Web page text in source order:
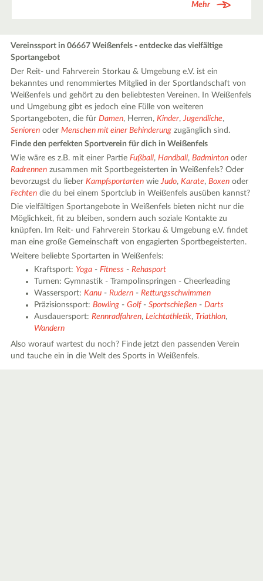
Mehr
Vereinssport in 06667 Weißenfels - entdecke das vielfältige
Sportangebot
Der Reit- und Fahrverein Storkau & Umgebung e.V. ist ein
bekanntes und renommiertes Mitglied in der Sportlandschaft von
Weißenfels und gehört zu den beliebtesten Vereinen. In Weißenfels
und Umgebung gibt es jedoch eine Fülle von weiteren
Sportangeboten, die fürDamen, Herren,Kinder,Jugendliche,
Senioren oderMenschen mit einer Behinderung zugänglich sind.
Finde den perfekten Sportverein für dich in Weißenfels
Wie wäre es z.B. mit einer PartieFußball,Handball,Badminton oder
Radrennen zusammen mit Sportbegeisterten in Weißenfels? Oder
bevorzugst du lieberKampfsportarten wieJudo,Karate,Boxen oder
Fechten die du bei einem Sportclub in Weißenfels ausüben kannst?
Die vielfältigen Sportangebote in Weißenfels bieten nicht nur die
Möglichkeit, fit zu bleiben, sondern auch soziale Kontakte zu
knüpfen. Im Reit- und Fahrverein Storkau & Umgebung e.V. findet
man eine große Gemeinschaft von engagierten Sportbegeisterten.
Weitere beliebte Sportarten in Weißenfels:
Kraftsport: Yoga -Fitness -Rehasport
Turnen: Gymnastik - Trampolinspringen - Cheerleading
Wassersport:Kanu -Rudern -Rettungsschwimmen
Präzisionssport:Bowling -Golf-Sportschießen -Darts
Ausdauersport:Rennradfahren,Leichtathletik, Triathlon,
Wandern
Also worauf wartest du noch? Finde jetzt den passenden Verein
und tauche ein in die Welt des Sports in Weißenfels.